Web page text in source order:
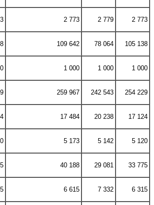
2 773 2 779 2 773
109 642 78 064 105 138
1 000 1 000 1 000
259 967 242 543 254 229
17 484 20 238 17 124
5 173 5 142 5 120
40 188 29 081 33 775
6 615 7 332 6 315